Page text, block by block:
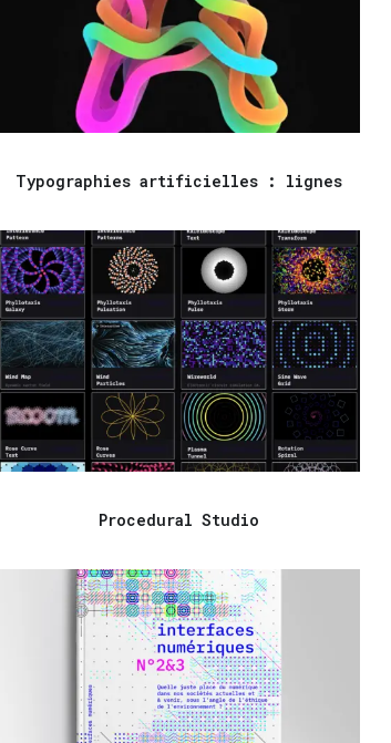
Typographies artificielles : lignes
Procedural Studio